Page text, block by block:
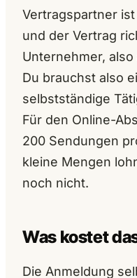
Vertragspartner ist
und der Vertrag
Unternehmer,
Du brauchst also
selbstständige
Für den Online-
200 Sendungen
kleine Mengen
noch nicht.
Was kostet
Die Anmeldung